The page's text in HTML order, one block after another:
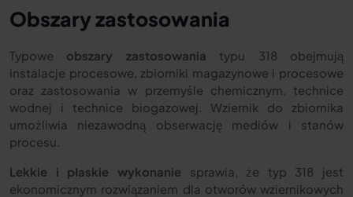
Obszary zastosowania
Typowe obszary zastosowania typu 318 obejmują
instalacje procesowe, zbiorniki magazynowe i procesowe
oraz zastosowania w przemyśle chemicznym, technice
wodnej i technice biogazowej. Wziernik do zbiornika
umożliwia niezawodną obserwację mediów i stanów
procesu.
Lekkie i płaskie wykonanie sprawia, że typ 318 jest
ekonomicznym rozwiązaniem dla otworów wziernikowych